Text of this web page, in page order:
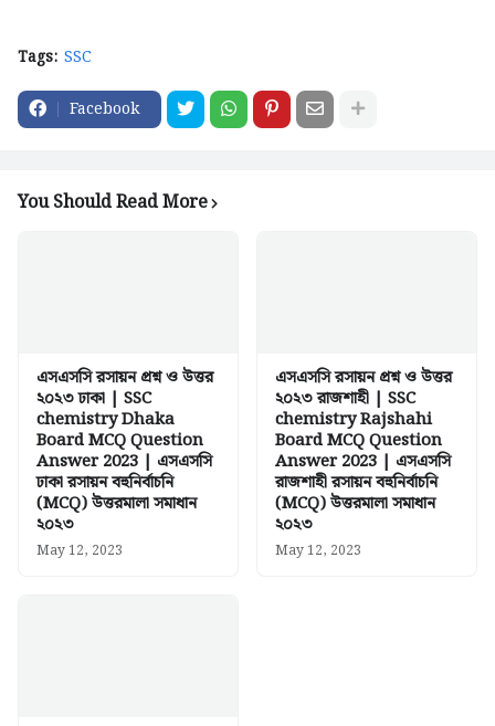
Tags: SSC
Facebook
You Should Read More
এসএসসি রসায়ন প্রশ্ন ও উত্তর
২০২৩ ঢাকা | SSC
chemistry Dhaka
Board MCQ Question
Answer 2023 | এসএসসি
ঢাকা রসায়ন বহুনির্বাচনি
(MCQ) উত্তরমালা সমাধান
২০২৩
May 12, 2023
এসএসসি রসায়ন প্রশ্ন ও উত্তর
২০২৩ রাজশাহী | SSC
chemistry Rajshahi
Board MCQ Question
Answer 2023 | এসএসসি
রাজশাহী রসায়ন বহুনির্বাচনি
(MCQ) উত্তরমালা সমাধান
২০২৩
May 12, 2023